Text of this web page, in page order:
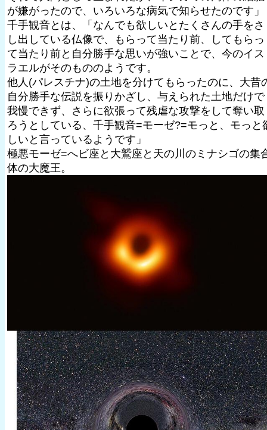
が嫌がったので、いろいろな病気で知らせたのです」
千手観音とは、「なんでも欲しいとたくさんの手をさ
し出している仏像で、もらって当たり前、してもらっ
て当たり前と自分勝手な思いが強いことで、今のイス
ラエルがそのもののようです。
他人(パレスチナ)の土地を分けてもらったのに、大昔
自分勝手な伝説を振りかざし、与えられた土地だけで
我慢できず、さらに欲張って残虐な攻撃をして奪い取
ろうとしている、千手観音=モーゼ?=モっと、モっと
しいと言っているようです」
極悪モーゼ=へビ座と大鷲座と天の川のミナシゴの集
体の大魔王。